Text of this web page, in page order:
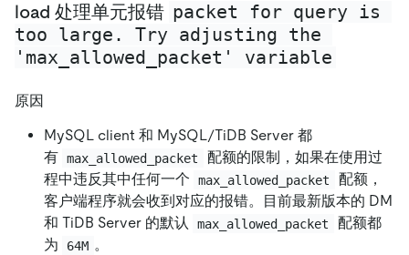
load 处理单元报错 packet for query is
too large. Try adjusting the
'max_allowed_packet' variable
原因
MySQL client 和 MySQL/TiDB Server 都
有 max_allowed_packet
配额的限制，如果在使用过
程中违反其中任何一个
max_allowed_packet
配额，
客户端程序就会收到对应的报错。目前最新版本的 DM
和 TiDB Server 的默认
max_allowed_packet
配额都
为
64M 。